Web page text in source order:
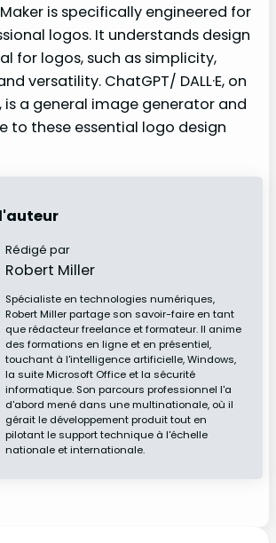
Maker is specifically engineered for
logos. It understands design
for logos, such as simplicity,
versatility. ChatGPT/ DALL·E, on
is a general image generator and
to these essential logo design
Rédigé par
Robert Miller
Spécialiste en technologies numériques,
Robert Miller partage son savoir-faire en tant
que rédacteur freelance et formateur. Il anime
des formations en ligne et en présentiel,
touchant à l'intelligence artificielle, Windows,
la suite Microsoft Office et la sécurité
informatique. Son parcours professionnel l'a
d'abord mené dans une multinationale, où il
gérait le développement produit tout en
pilotant le support technique à l'échelle
nationale et internationale.